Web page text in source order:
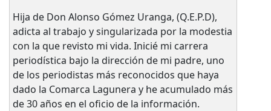
Hija de Don Alonso Gómez Uranga, (Q.E.P.D),
adicta al trabajo y singularizada por la modestia
con la que revisto mi vida. Inicié mi carrera
periodística bajo la dirección de mi padre, uno
de los periodistas más reconocidos que haya
dado la Comarca Lagunera y he acumulado más
de 30 años en el oficio de la información.